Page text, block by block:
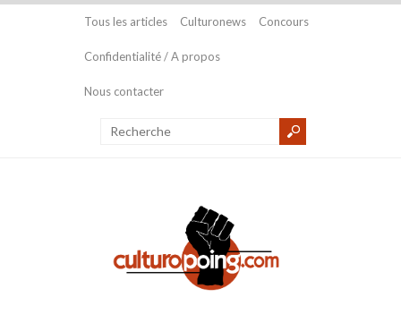
Tous les articles Culturonews Concours
Confidentialité / A propos
Nous contacter